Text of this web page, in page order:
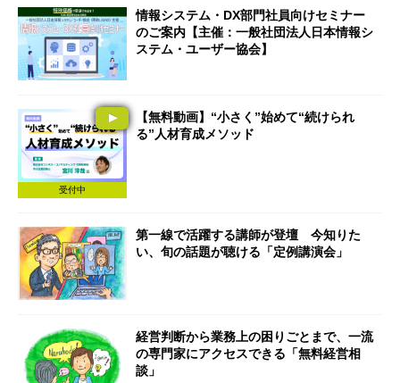
情報システム・DX部門社員向けセミナー
のご案内【主催：一般社団法人日本情報シ
ステム・ユーザー協会】
受付中
【無料動画】“小さく”始めて“続けられ
る”人材育成メソッド
第一線で活躍する講師が登壇 今知りた
い、旬の話題が聴ける「定例講演会」
経営判断から業務上の困りごとまで、一流
の専門家にアクセスできる「無料経営相
談」